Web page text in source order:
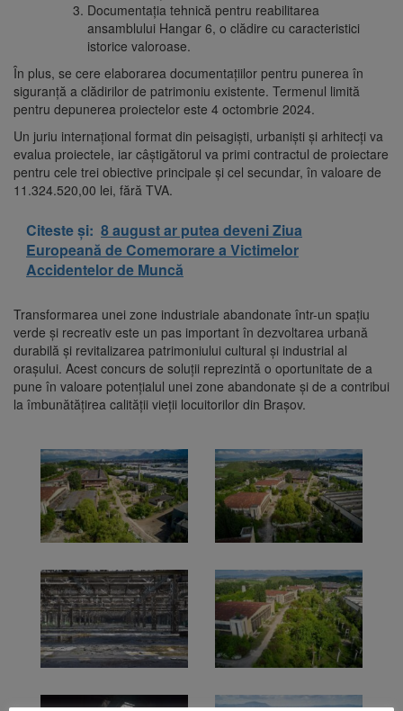
Documentația tehnică pentru reabilitarea
ansamblului Hangar 6, o clădire cu caracteristici
istorice valoroase.
În plus, se cere elaborarea documentațiilor pentru punerea în
siguranță a clădirilor de patrimoniu existente. Termenul limită
pentru depunerea proiectelor este 4 octombrie 2024.
Un juriu internațional format din peisagiști, urbaniști și arhitecți va
evalua proiectele, iar câștigătorul va primi contractul de proiectare
pentru cele trei obiective principale și cel secundar, în valoare de
11.324.520,00 lei, fără TVA.
Citeste și: 8 august ar putea deveni Ziua
Europeană de Comemorare a Victimelor
Accidentelor de Muncă
Transformarea unei zone industriale abandonate într-un spațiu
verde și recreativ este un pas important în dezvoltarea urbană
durabilă și revitalizarea patrimoniului cultural și industrial al
orașului. Acest concurs de soluții reprezintă o oportunitate de a
pune în valoare potențialul unei zone abandonate și de a contribui
la îmbunătățirea calității vieții locuitorilor din Brașov.